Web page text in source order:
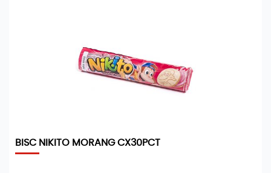
BISC NIKITO MORANG CX30PCT